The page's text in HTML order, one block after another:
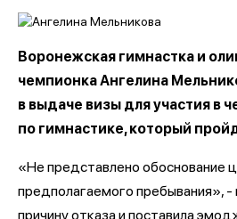
Воронежская гимнастка и
чемпионка Ангелина
в выдаче визы для участия в
по гимнастике, который
«Не представлено обоснование
предполагаемого пребывания», -
причину отказа и поставила